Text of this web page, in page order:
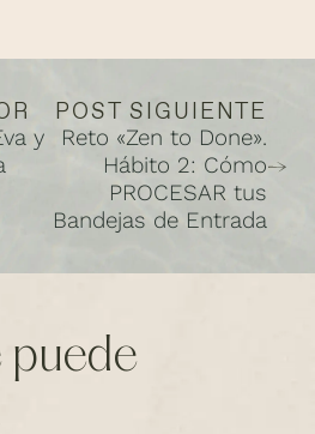
y
POST SIGUIENTE
Reto «Zen to Done».
Hábito 2: Cómo
PROCESAR tus
Bandejas de Entrada
puede